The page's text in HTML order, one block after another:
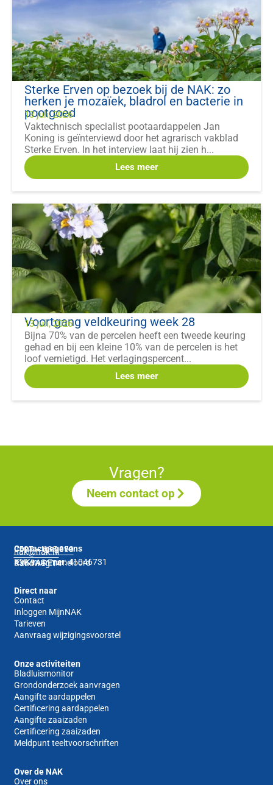
Sterke Erven op bezoek bij de NAK: zo
herken je mozaïek, bladrol en bacterie in
pootgoed
13 juli, 2026
Vaktechnisch specialist pootaardappelen Jan
Koning is geïnterviewd door het agrarisch vakblad
Sterke Erven. In het interview laat hij zien h...
Lees meer
Voortgang veldkeuring week 28
13 juli, 2026
Bijna 70% van de percelen heeft een tweede keuring
gehad en bij een kleine 10% van de percelen is het
loof vernietigd. Het verlagingspercent...
Lees meer
Vragen?
Neem contact op
Contactgegevens
0527 – 635 350
nak@nak.nl
Randweg 14
8304 AS Emmeloord
KVK-nummer: 41046731
Direct naar
Contact
Inloggen MijnNAK
Tarieven
Aanvraag wijzigingsvoorstel
Onze activiteiten
Bladluismonitor
Grondonderzoek aanvragen
Aangifte aardappelen
Certificering aardappelen
Aangifte zaaizaden
Certificering zaaizaden
Meldpunt teeltvoorschriften
Over de NAK
Over ons